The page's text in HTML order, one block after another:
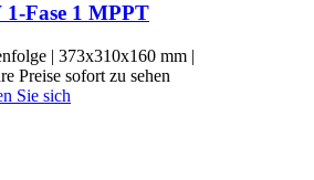
Fase 1 MPPT
| 373x310x160 mm |
Preise sofort zu sehen
Sie sich